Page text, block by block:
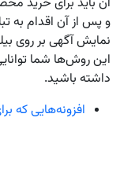
و پس از آن اقدام به
نمایش آگهی بر روی
این روش‌ها شما
داشته باشید.
افزونه‌هایی که